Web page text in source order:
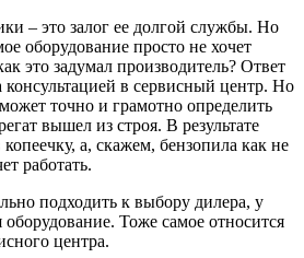
– это залог ее долгой службы. Но
оборудование просто не хочет
это задумал производитель? Ответ
консультацией в сервисный центр. Но
точно и грамотно определить
вышел из строя. В результате
а, скажем, бензопила как не
работать.
подходить к выбору дилера, у
оборудование. Тоже самое относится
центра.